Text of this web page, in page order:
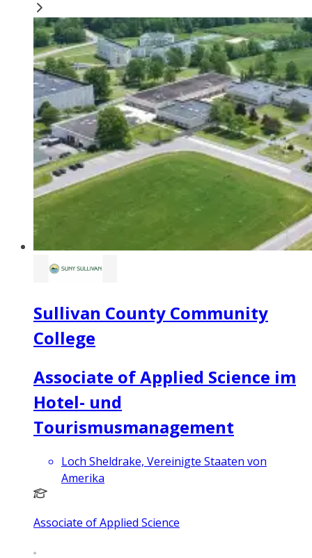
Sullivan County Community
College
Associate of Applied Science im
Hotel- und
Tourismusmanagement
Loch Sheldrake, Vereinigte Staaten von
Amerika
Associate of Applied Science